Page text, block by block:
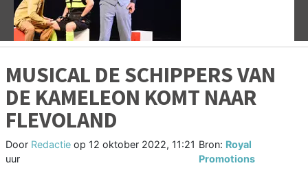
MUSICAL DE SCHIPPERS VAN
DE KAMELEON KOMT NAAR
FLEVOLAND
Door Redactie op 12 oktober 2022, 11:21
uur
Bron: Royal
Promotions